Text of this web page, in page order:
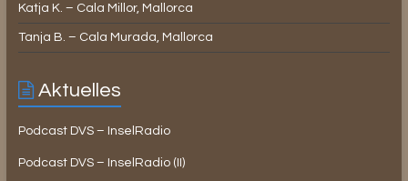
Katja K. – Cala Millor, Mallorca
Tanja B. – Cala Murada, Mallorca
Aktuelles
Podcast DVS – InselRadio
Podcast DVS – InselRadio (II)